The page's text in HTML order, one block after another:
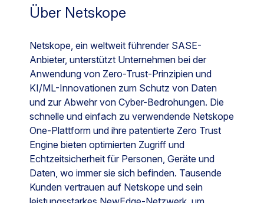
Über Netskope
Netskope, ein weltweit führender SASE-
Anbieter, unterstützt Unternehmen bei der
Anwendung von Zero-Trust-Prinzipien und
KI/ML-Innovationen zum Schutz von Daten
und zur Abwehr von Cyber-Bedrohungen. Die
schnelle und einfach zu verwendende Netskope
One-Plattform und ihre patentierte Zero Trust
Engine bieten optimierten Zugriff und
Echtzeitsicherheit für Personen, Geräte und
Daten, wo immer sie sich befinden. Tausende
Kunden vertrauen auf Netskope und sein